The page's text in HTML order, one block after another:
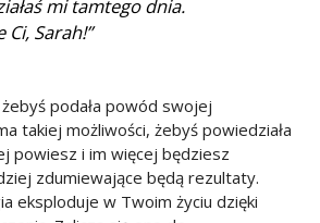
mi tamtego dnia.
Ci, Sarah!”
podała powód swojej
takiej możliwości, żebyś powiedziała
powiesz i im więcej będziesz
zdumiewające będą rezultaty.
eksploduje w Twoim życiu dzięki